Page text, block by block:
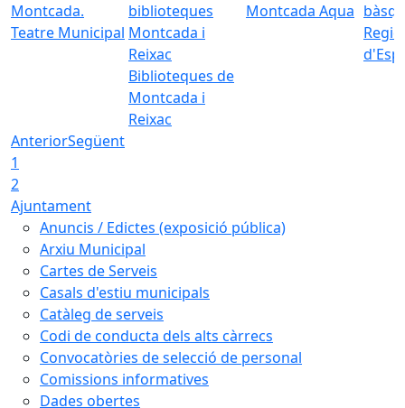
Teatre Municipal
Biblioteques de
Montcada i
Reixac
Montcada Aqua
AnteriorSegüent
1
2
Ajuntament
Anuncis / Edictes (exposició pública)
Arxiu Municipal
Cartes de Serveis
Casals d'estiu municipals
Catàleg de serveis
Codi de conducta dels alts càrrecs
Convocatòries de selecció de personal
Comissions informatives
Dades obertes